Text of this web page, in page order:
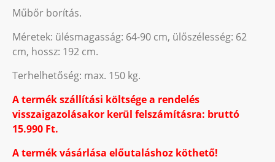
Műbőr borítás.
Méretek: ülésmagasság: 64-90 cm, ülőszélesség: 62
cm, hossz: 192 cm.
Terhelhetőség: max. 150 kg.
A termék szállítási költsége a rendelés
visszaigazolásakor kerül felszámításra: bruttó
15.990 Ft.
A termék vásárlása előutaláshoz köthető!